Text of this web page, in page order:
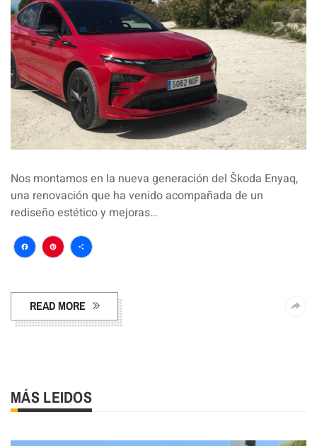
Nos montamos en la nueva generación del Škoda Enyaq,
una renovación que ha venido acompañada de un
rediseño estético y mejoras…
Facebook
Pinterest
Compartir
READ MORE
MÁS LEIDOS